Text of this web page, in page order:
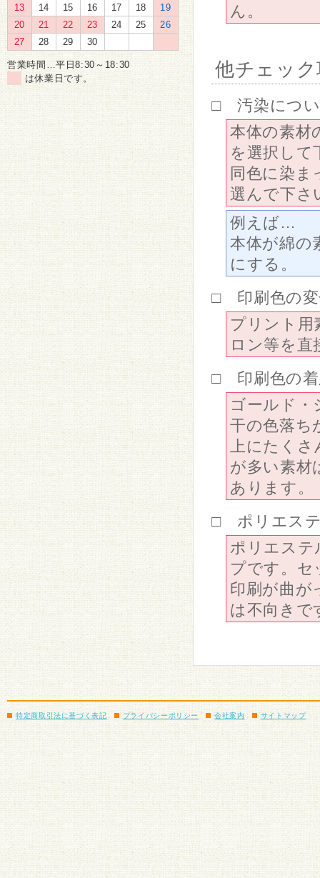
13
14 15 16 17 18
19
20
21 22 23 24 25
26
27
28 29 30
営業時間…平日8:30～18:30
は休業日です。
ん。
他チェッ
□ 汚染につ
本体の素材
を選択して
同色に染ま
選んで下さ
例えば…
本体が綿の
にする。
□ 印刷色の変
プリント用
ロン等を
□ 印刷色の着
ゴールド・
干の色落ち
上にたくさ
が多い素材
あります。
□ ポリエス
ポリエステ
プです。セ
印刷が曲が
は不向きで
特定商取引法に基づく表記 プライバシーポリシー 会社案内 サイトマップ